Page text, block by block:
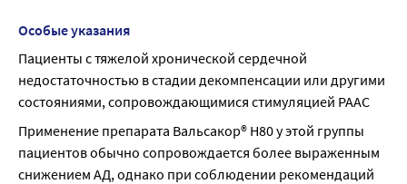
Особые указания
Пациенты с тяжелой хронической сердечной
недостаточностью в стадии декомпенсации или другими
состояниями, сопровождающимися стимуляцией РААС
Применение препарата Вальсакор® Н80 у этой группы
пациентов обычно сопровождается более выраженным
снижением АД, однако при соблюдении рекомендаций